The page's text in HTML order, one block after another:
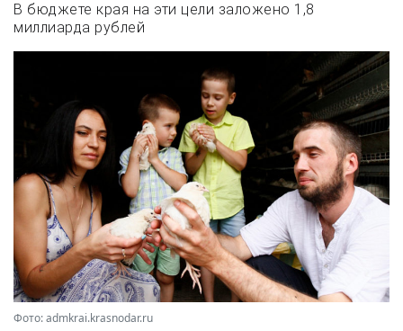
В бюджете края на эти цели заложено 1,8
миллиарда рублей
Фото: admkrai.krasnodar.ru